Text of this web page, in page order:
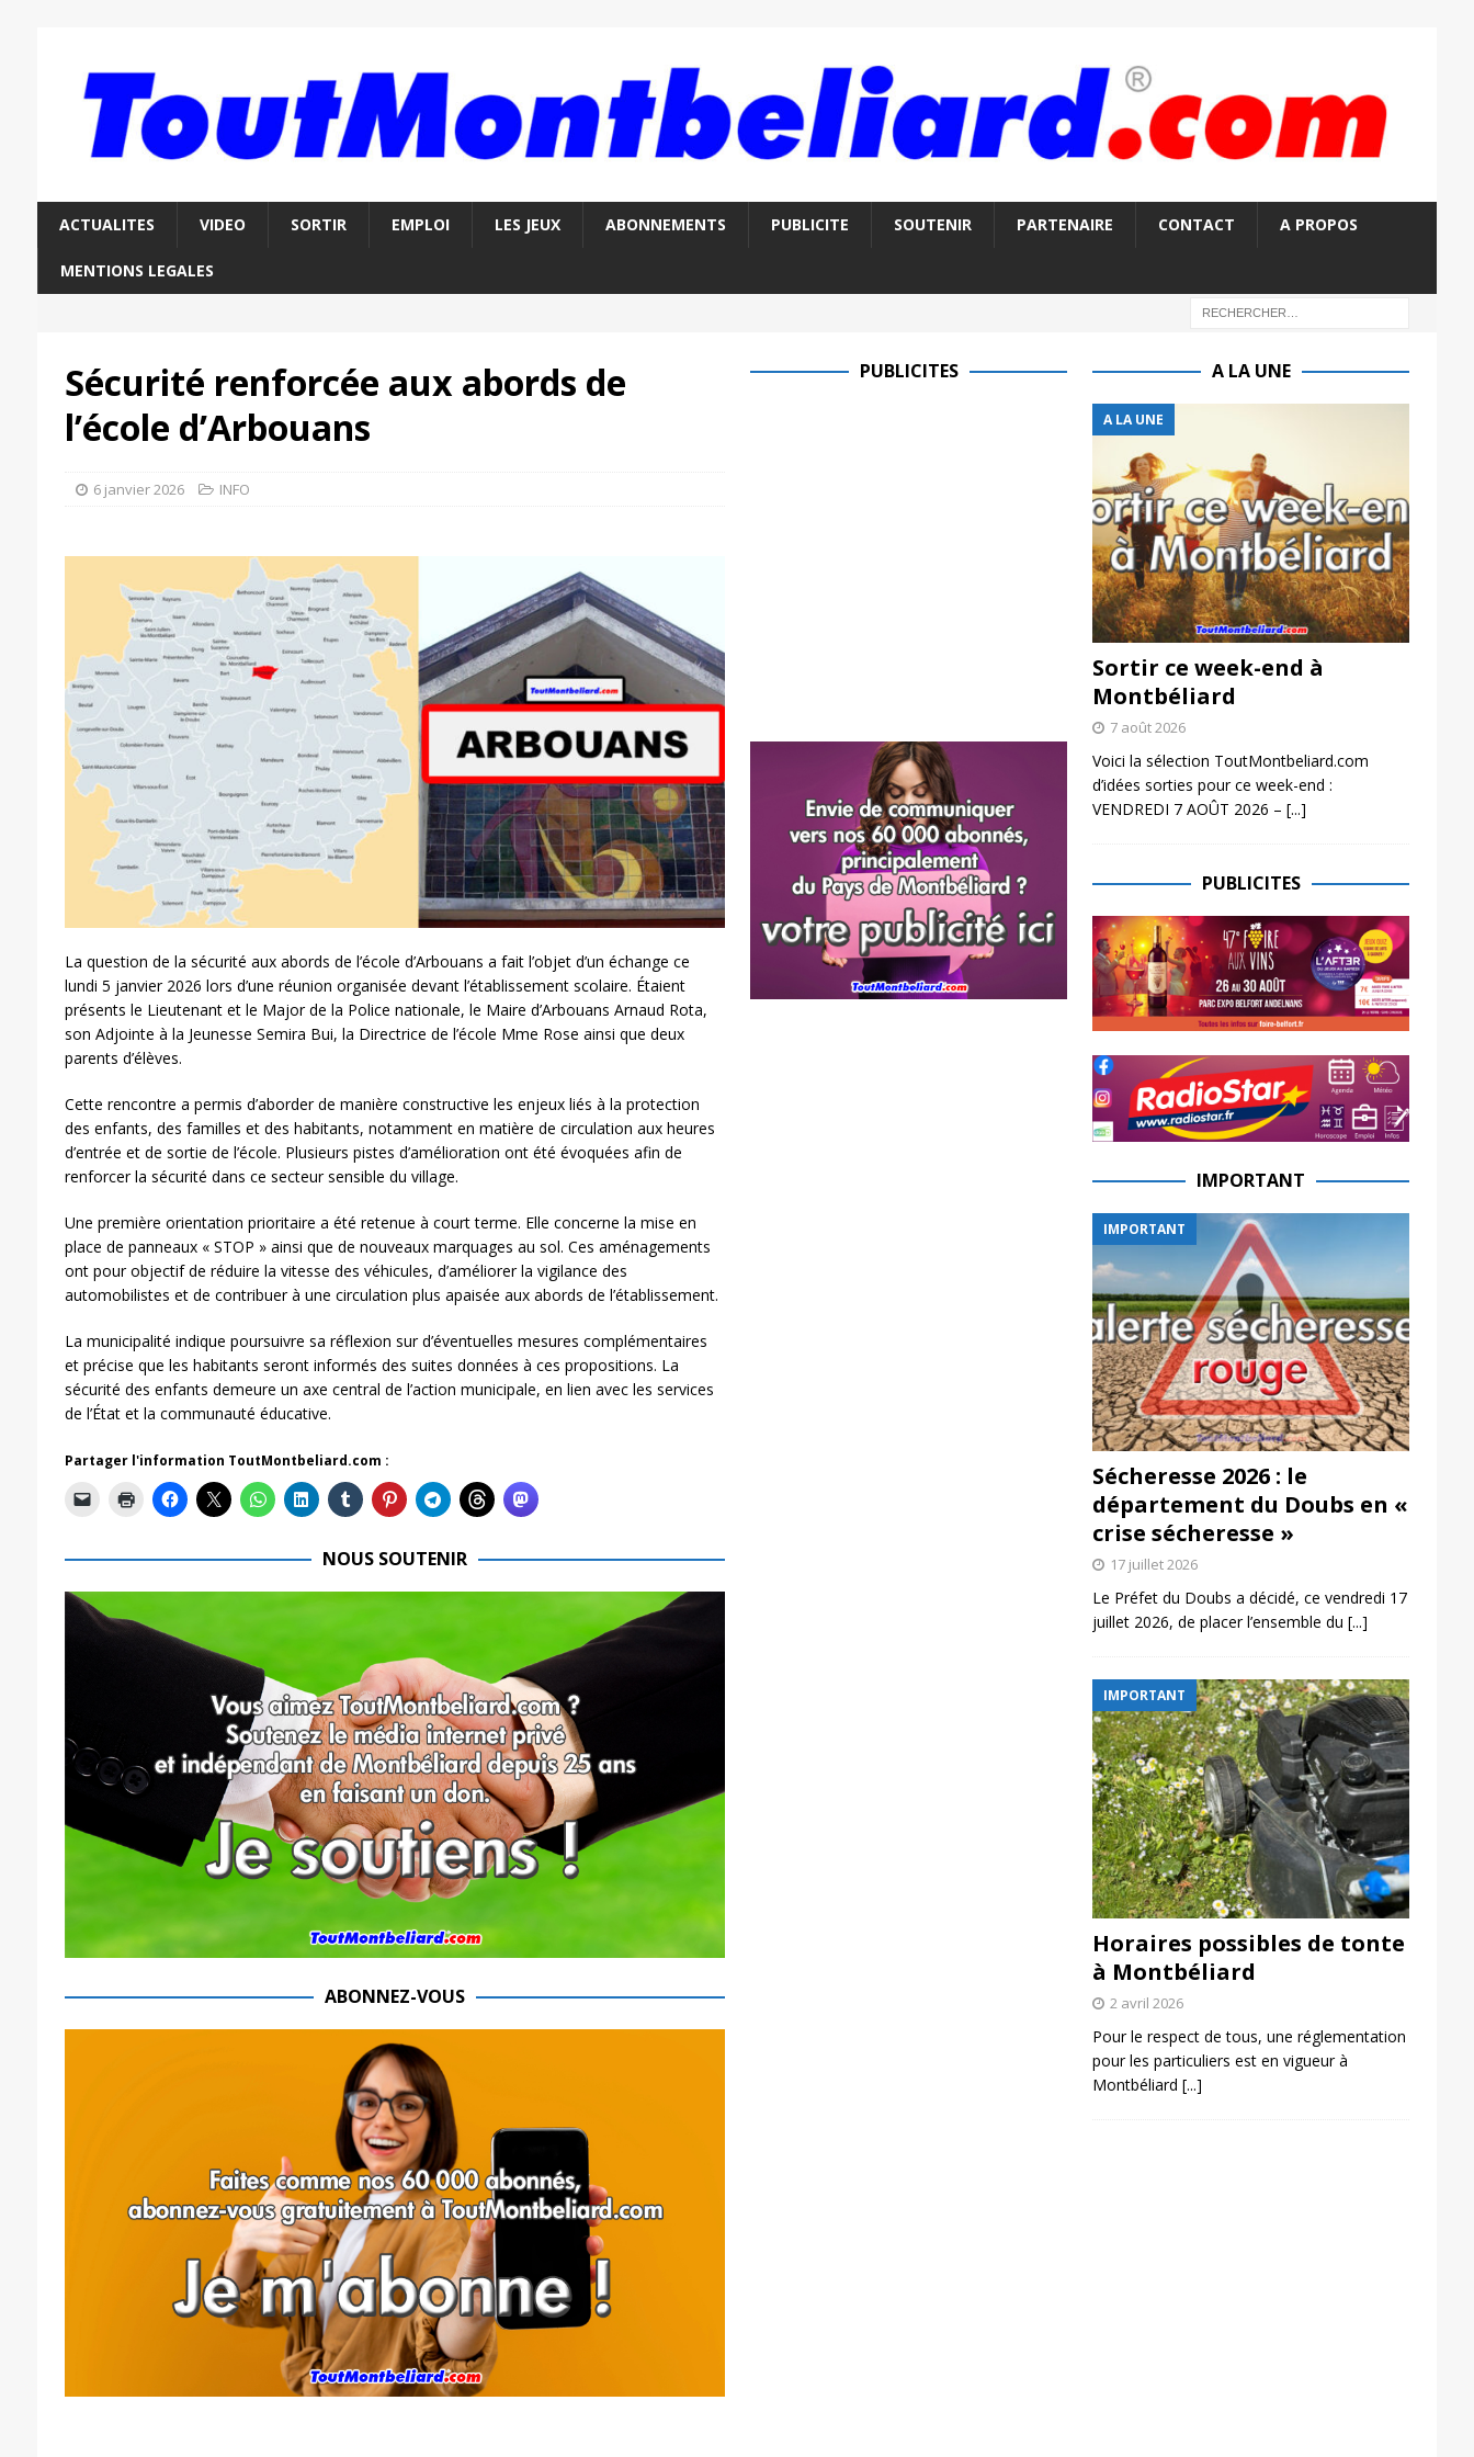
ACTUALITES VIDEO SORTIR EMPLOI LES JEUX ABONNEMENTS PUBLICITE SOUTENIR PARTENAIRE CONTACT A PROPOS
MENTIONS LEGALES
Sécurité renforcée aux abords de
l’école d’Arbouans
6 janvier 2026 INFO
La question de la sécurité aux abords de l’école d’Arbouans a fait l’objet d’un échange ce
lundi 5 janvier 2026 lors d’une réunion organisée devant l’établissement scolaire. Étaient
présents le Lieutenant et le Major de la Police nationale, le Maire d’Arbouans Arnaud Rota,
son Adjointe à la Jeunesse Semira Bui, la Directrice de l’école Mme Rose ainsi que deux
parents d’élèves.
Cette rencontre a permis d’aborder de manière constructive les enjeux liés à la protection
des enfants, des familles et des habitants, notamment en matière de circulation aux heures
d’entrée et de sortie de l’école. Plusieurs pistes d’amélioration ont été évoquées afin de
renforcer la sécurité dans ce secteur sensible du village.
Une première orientation prioritaire a été retenue à court terme. Elle concerne la mise en
place de panneaux « STOP » ainsi que de nouveaux marquages au sol. Ces aménagements
ont pour objectif de réduire la vitesse des véhicules, d’améliorer la vigilance des
automobilistes et de contribuer à une circulation plus apaisée aux abords de l’établissement.
La municipalité indique poursuivre sa réflexion sur d’éventuelles mesures complémentaires
et précise que les habitants seront informés des suites données à ces propositions. La
sécurité des enfants demeure un axe central de l’action municipale, en lien avec les services
de l’État et la communauté éducative.
Partager l'information ToutMontbeliard.com :
NOUS SOUTENIR
ABONNEZ-VOUS
PUBLICITES A LA UNE
A LA UNE
Sortir ce week-end à
Montbéliard
7 août 2026
Voici la sélection ToutMontbeliard.com
d’idées sorties pour ce week-end :
VENDREDI 7 AOÛT 2026 – [...]
PUBLICITES
IMPORTANT
IMPORTANT
Sécheresse 2026 : le
département du Doubs en «
crise sécheresse »
17 juillet 2026
Le Préfet du Doubs a décidé, ce vendredi 17
juillet 2026, de placer l’ensemble du [...]
IMPORTANT
Horaires possibles de tonte
à Montbéliard
2 avril 2026
Pour le respect de tous, une réglementation
pour les particuliers est en vigueur à
Montbéliard [...]